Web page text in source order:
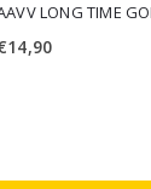
14,90